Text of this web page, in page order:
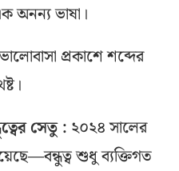
অনন্য ভাষা।
প্রকাশে শব্দের
সেতু : ২০২৪ সালের
শুধু ব্যক্তিগত